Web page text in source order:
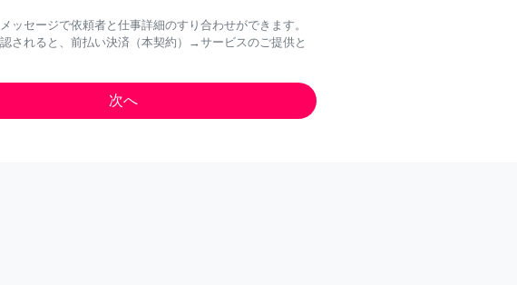
ッセージで依頼者と仕事詳細のすり合わせができます。
されると、前払い決済（本契約）→サービスのご提供と